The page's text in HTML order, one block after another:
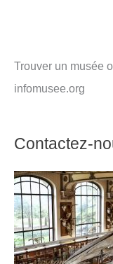
Trouver un musée
infomusee.org
Contactez-